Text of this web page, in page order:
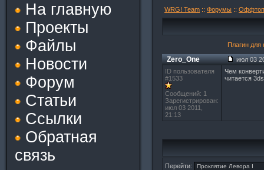
На главную
Проекты
Файлы
Новости
Форум
Статьи
Ссылки
Обратная
связь
WRG! Team :: Форумы :: Оффтоп
Плагин для
Zero_One
июл 03
ID пользователя
#1533
Сообщений: 1
Зарегистрирован:
июл 03 2011,
21:13
Чем
читается
Перейти: